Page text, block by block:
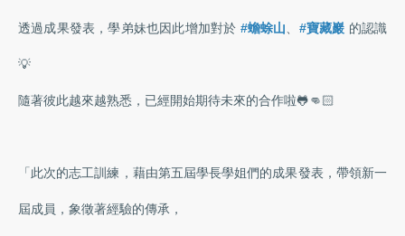
透過成果發表，學弟妹也因此增加對於 #蟾蜍山 #寶藏巖 的認識
💡
隨著彼此越來越熟悉，已經開始期待未來的合作啦🐸👊🏻
「此次的志工訓練，藉由第五屆學長學姐們的成果發表，帶領新一
屆成員，象徵著經驗的傳承，